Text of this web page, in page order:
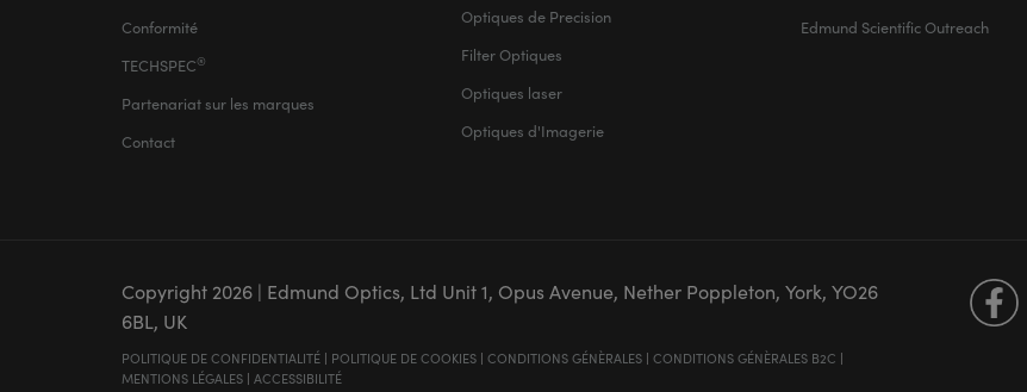
Conformité
TECHSPEC®
Partenariat sur les marques
Contact
Optiques de Precision
Filter Optiques
Optiques laser
Optiques d'Imagerie
Edmund Scientific Outreach
Copyright 2026 | Edmund Optics, Ltd Unit 1, Opus Avenue, Nether Poppleton, York, YO26
6BL, UK
POLITIQUE DE CONFIDENTIALITÉ | POLITIQUE DE COOKIES | CONDITIONS GÉNÈRALES | CONDITIONS GÉNÈRALES B2C |
MENTIONS LÉGALES | ACCESSIBILITÉ